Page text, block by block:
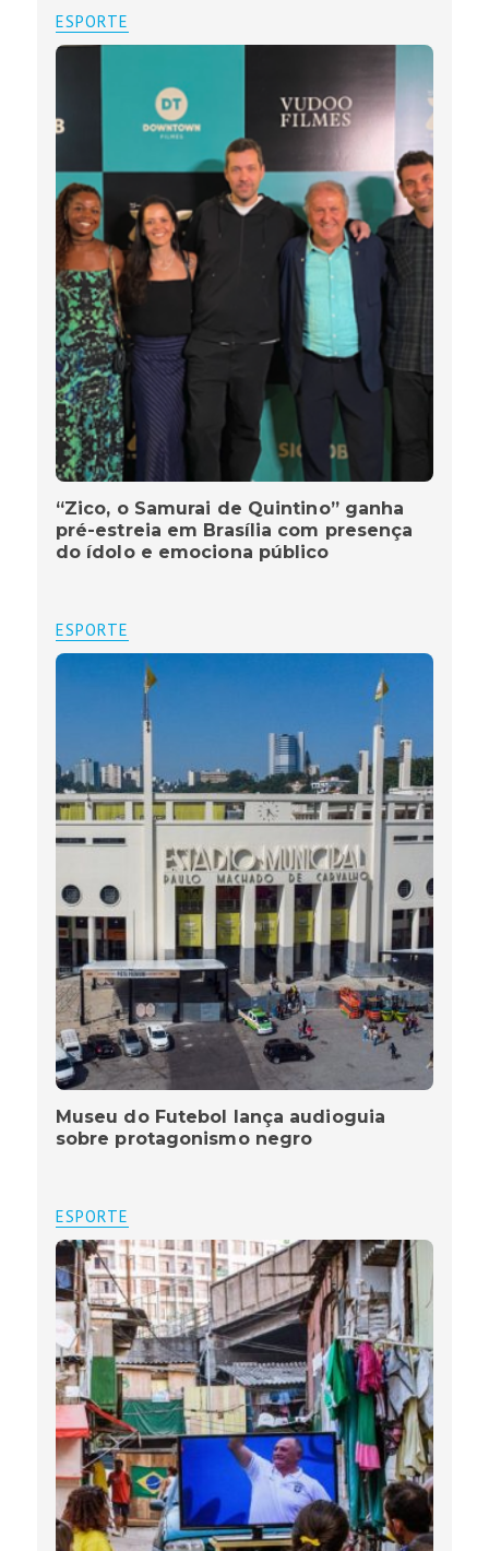
ESPORTE
“Zico, o Samurai de Quintino” ganha
pré-estreia em Brasília com presença
do ídolo e emociona público
ESPORTE
Museu do Futebol lança audioguia
sobre protagonismo negro
ESPORTE